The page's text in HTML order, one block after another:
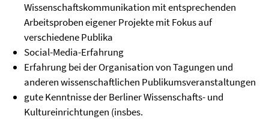
Wissenschaftskommunikation mit entsprechenden
Arbeitsproben eigener Projekte mit Fokus auf
verschiedene Publika
Social-Media-Erfahrung
Erfahrung bei der Organisation von Tagungen und
anderen wissenschaftlichen Publikumsveranstaltungen
gute Kenntnisse der Berliner Wissenschafts- und
Kultureinrichtungen (insbes.